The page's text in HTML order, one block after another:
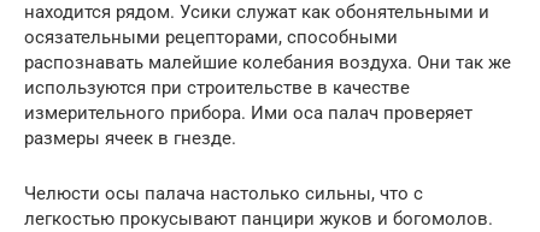
находится рядом. Усики служат как обонятельными и
осязательными рецепторами, способными
распознавать малейшие колебания воздуха. Они так же
используются при строительстве в качестве
измерительного прибора. Ими оса палач проверяет
размеры ячеек в гнезде.
Челюсти осы палача настолько сильны, что с
легкостью прокусывают панцири жуков и богомолов.